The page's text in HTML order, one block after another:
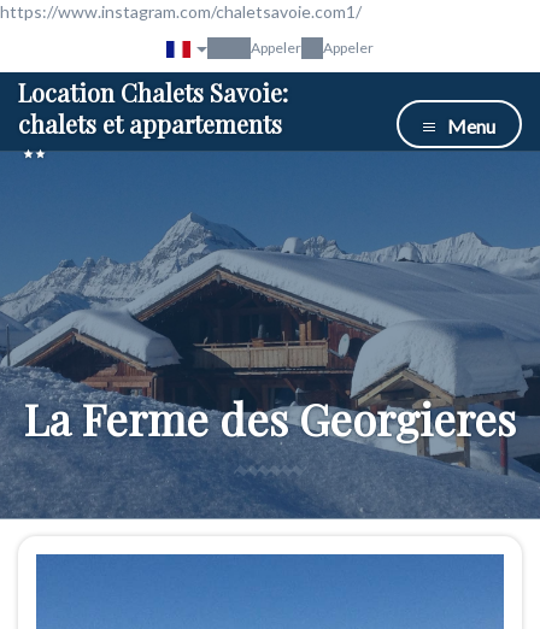
https://www.instagram.com/chaletsavoie.com1/
Appeler Appeler
Location Chalets Savoie:
chalets et appartements
Menu
La Ferme des Georgieres